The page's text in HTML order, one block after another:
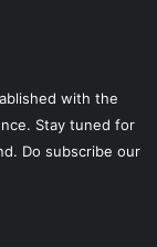
with the
Stay tuned for
Do subscribe our